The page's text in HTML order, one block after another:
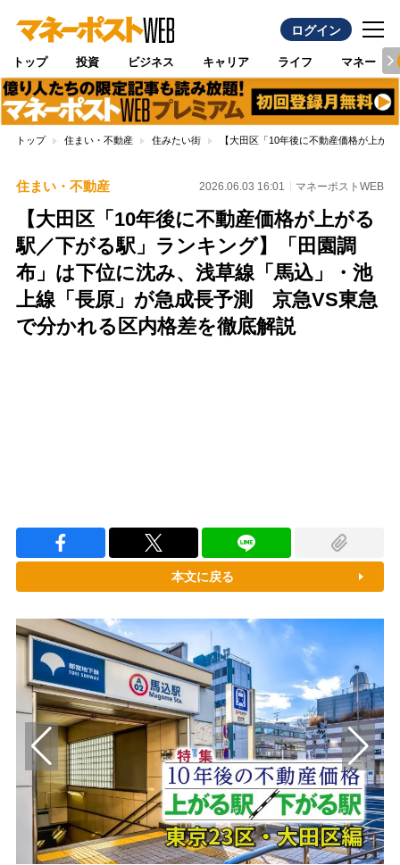
ログイン
トップ 投資 ビジネス キャリア ライフ マネー
トップ 住まい・不動産 住みたい街 【大田区「10年後に不動産価格が上が
住まい・不動産 2026.06.03 16:01 マネーポストWEB
【大田区「10年後に不動産価格が上がる
駅／下がる駅」ランキング】「田園調
布」は下位に沈み、浅草線「馬込」・池
上線「長原」が急成長予測 京急VS東急
で分かれる区内格差を徹底解説
本文に戻る